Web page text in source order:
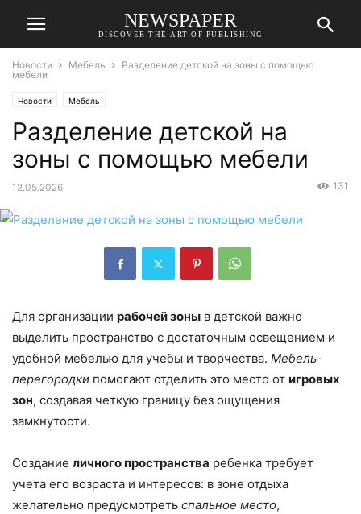
NEWSPAPER
DISCOVER THE ART OF PUBLISHING
Новости Мебель
Разделение детской на зоны с помощью
мебели
Новости Мебель
Разделение детской на
зоны с помощью мебели
12.05.2026 131
Для организации рабочей зоны в детской важно
выделить пространство с достаточным освещением и
удобной мебелью для учебы и творчества. Мебель-
перегородки помогают отделить это место от игровых
зон, создавая четкую границу без ощущения
замкнутости.
Создание личного пространства ребенка требует
учета его возраста и интересов: в зоне отдыха
желательно предусмотреть спальное место,